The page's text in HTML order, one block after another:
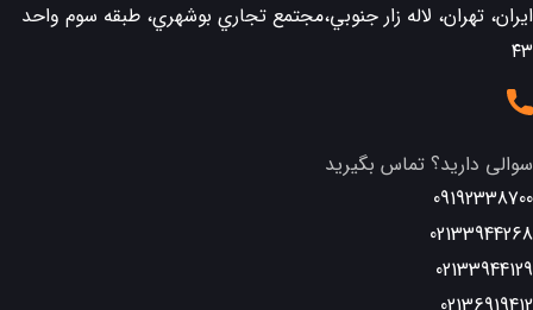
ایران، تهران، لاله زار جنوبي،مجتمع تجاري بوشهري، طبقه سوم واحد
٤٣
سوالی دارید؟ تماس بگیرید
09192338700
02133944268
02133944129